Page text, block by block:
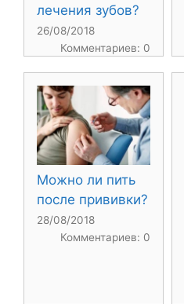
лечения зубов?
26/08/2018
Комментариев: 0
Можно ли пить
после прививки?
28/08/2018
Комментариев: 0